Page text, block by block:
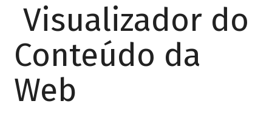
Visualizador do
Conteúdo da
Web